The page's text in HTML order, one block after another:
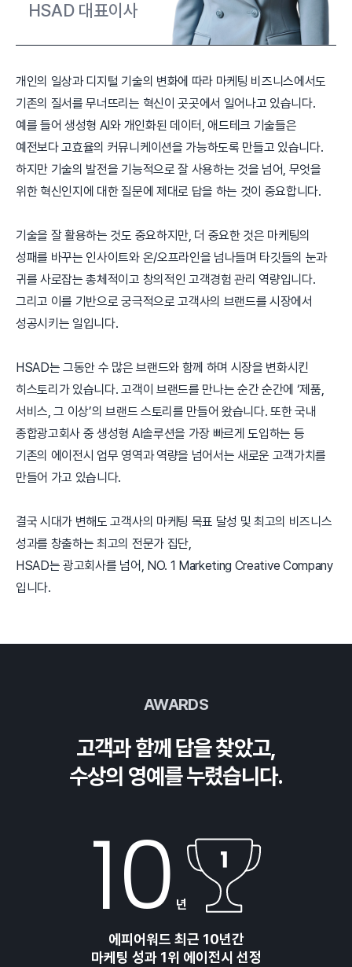
HSAD 대표이사
개인의 일상과 디지털 기술의 변화에 따라 마케팅 비즈니스에서도
기존의 질서를 무너뜨리는 혁신이 곳곳에서 일어나고 있습니다.
예를 들어 생성형 AI와 개인화된 데이터, 애드테크 기술들은
예전보다 고효율의 커뮤니케이션을 가능하도록 만들고 있습니다.
하지만 기술의 발전을 기능적으로 잘 사용하는 것을 넘어, 무엇을
위한 혁신인지에 대한 질문에 제대로 답을 하는 것이 중요합니다.
기술을 잘 활용하는 것도 중요하지만, 더 중요한 것은 마케팅의
성패를 바꾸는 인사이트와 온/오프라인을 넘나들며 타깃들의 눈과
귀를 사로잡는 총체적이고 창의적인 고객경험 관리 역량입니다.
그리고 이를 기반으로 궁극적으로 고객사의 브랜드를 시장에서
성공시키는 일입니다.
HSAD는 그동안 수 많은 브랜드와 함께 하며 시장을 변화시킨
히스토리가 있습니다. 고객이 브랜드를 만나는 순간 순간에 ‘제품,
서비스, 그 이상’의 브랜드 스토리를 만들어 왔습니다. 또한 국내
종합광고회사 중 생성형 AI솔루션을 가장 빠르게 도입하는 등
기존의 에이전시 업무 영역과 역량을 넘어서는 새로운 고객가치를
만들어 가고 있습니다.
결국 시대가 변해도 고객사의 마케팅 목표 달성 및 최고의 비즈니스
성과를 창출하는 최고의 전문가 집단,
HSAD는 광고회사를 넘어, NO. 1 Marketing Creative Company
입니다.
AWARDS
고객과 함께 답을 찾았고,
수상의 영예를 누렸습니다.
10 년
에피어워드 최근 10년간
마케팅 성과 1위 에이전시 선정